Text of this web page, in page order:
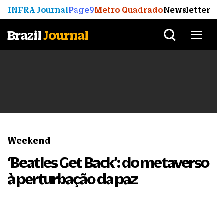
INFRA JournalPage9Metro QuadradoNewsletter
BrazilJournal
Weekend
‘Beatles Get Back’: do metaverso
à perturbação da paz